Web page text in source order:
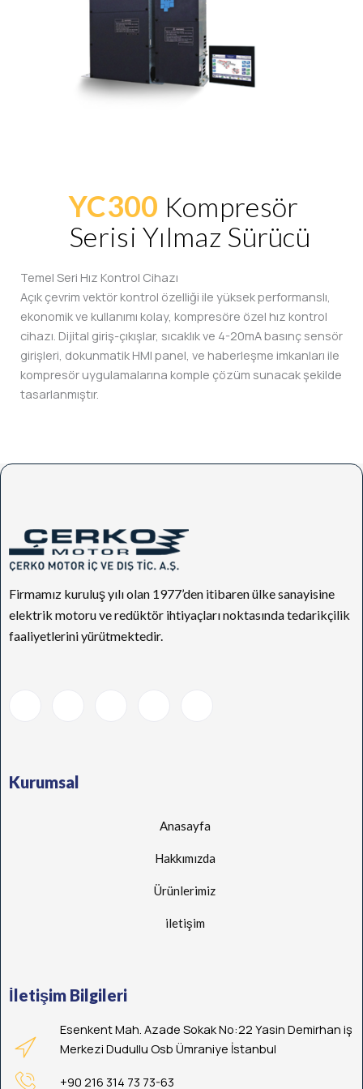
YC300 Kompresör
Serisi Yılmaz Sürücü
Temel Seri Hız Kontrol Cihazı
Açık çevrim vektör kontrol özelliği ile yüksek performanslı,
ekonomik ve kullanımı kolay, kompresöre özel hız kontrol
cihazı. Dijital giriş-çıkışlar, sıcaklık ve 4-20mA basınç sensör
girişleri, dokunmatik HMI panel, ve haberleşme imkanları ile
kompresör uygulamalarına komple çözüm sunacak şekilde
tasarlanmıştır.
Firmamız kuruluş yılı olan 1977’den itibaren ülke sanayisine
elektrik motoru ve redüktör ihtiyaçları noktasında tedarikçilik
faaliyetlerini yürütmektedir.
Kurumsal
Anasayfa
Hakkımızda
Ürünlerimiz
iletişim
İletişim Bilgileri
Esenkent Mah. Azade Sokak No:22 Yasin Demirhan iş
Merkezi Dudullu Osb Ümraniye İstanbul
+90 216 314 73 73-63